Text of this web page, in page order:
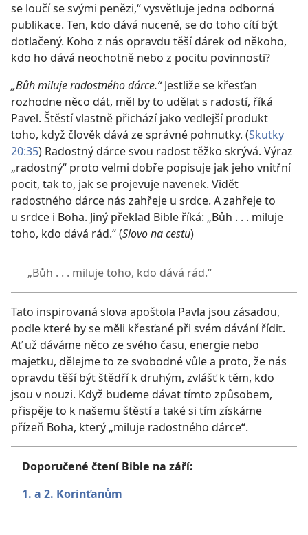
se loučí se svými penězi,“ vysvětluje jedna odborná
publikace. Ten, kdo dává nuceně, se do toho cítí být
dotlačený. Koho z nás opravdu těší dárek od někoho,
kdo ho dává neochotně nebo z pocitu povinnosti?
„Bůh miluje radostného dárce.“Jestliže se křesťan
rozhodne něco dát, měl by to udělat s radostí, říká
Pavel. Štěstí vlastně přichází jako vedlejší produkt
toho, když člověk dává ze správné pohnutky. (Skutky
20:35) Radostný dárce svou radost těžko skrývá. Výraz
„radostný“ proto velmi dobře popisuje jak jeho vnitřní
pocit, tak to, jak se projevuje navenek. Vidět
radostného dárce nás zahřeje u srdce. A zahřeje to
u srdce i Boha. Jiný překlad Bible říká: „Bůh . . . miluje
toho, kdo dává rád.“ (Slovo na cestu)
„Bůh . . . miluje toho, kdo dává rád.“
Tato inspirovaná slova apoštola Pavla jsou zásadou,
podle které by se měli křesťané při svém dávání řídit.
Ať už dáváme něco ze svého času, energie nebo
majetku, dělejme to ze svobodné vůle a proto, že nás
opravdu těší být štědří k druhým, zvlášť k těm, kdo
jsou v nouzi. Když budeme dávat tímto způsobem,
přispěje to k našemu štěstí a také si tím získáme
přízeň Boha, který „miluje radostného dárce“.
Doporučené čtení Bible na září:
1. a 2. Korinťanům